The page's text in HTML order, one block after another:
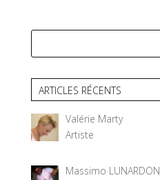
ARTICLES RÉCENTS
Valérie Marty
Artiste
Massimo LUNARDON